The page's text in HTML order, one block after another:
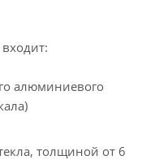
алюминиевого
толщиной от 6